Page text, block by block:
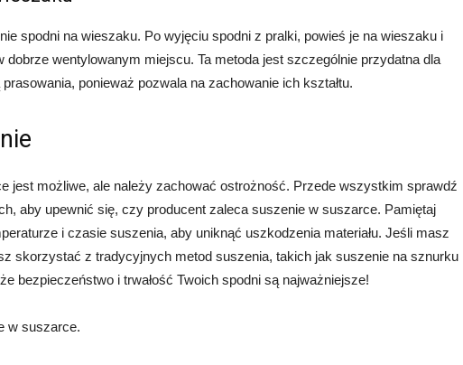
spodni na wieszaku. Po wyjęciu spodni z pralki, powieś je na wieszaku i
dobrze wentylowanym miejscu. Ta metoda jest szczególnie przydatna dla
ponieważ pozwala na zachowanie ich kształtu.
jest możliwe, ale należy zachować ostrożność. Przede wszystkim sprawdź
aby upewnić się, czy producent zaleca suszenie w suszarce. Pamiętaj
i czasie suszenia, aby uniknąć uszkodzenia materiału. Jeśli masz
skorzystać z tradycyjnych metod suszenia, takich jak suszenie na sznurku
bezpieczeństwo i trwałość Twoich spodni są najważniejsze!
w suszarce.